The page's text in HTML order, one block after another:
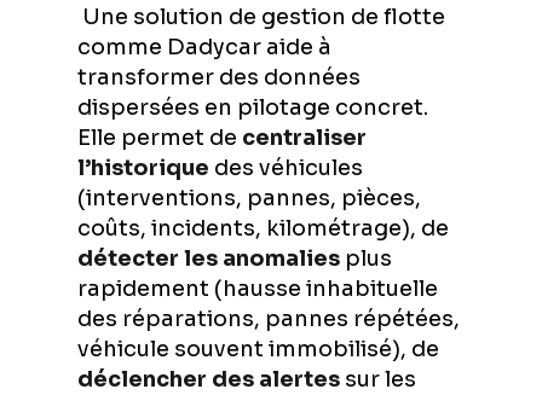
Une solution de gestion de flotte
comme Dadycar aide à
transformer des données
dispersées en pilotage concret.
Elle permet de centraliser
l’historique des véhicules
(interventions, pannes, pièces,
coûts, incidents, kilométrage), de
détecter les anomalies plus
rapidement (hausse inhabituelle
des réparations, pannes répétées,
véhicule souvent immobilisé), de
déclencher des alertes sur les